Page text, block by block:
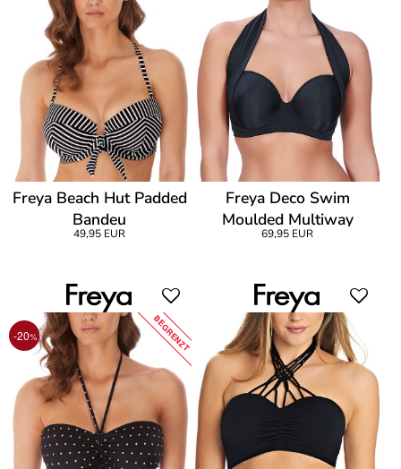
Freya Beach Hut Padded
Bandeu
49,95 EUR
Freya Deco Swim
Moulded Multiway
Bandeau
69,95 EUR
-20% BEGRENZT